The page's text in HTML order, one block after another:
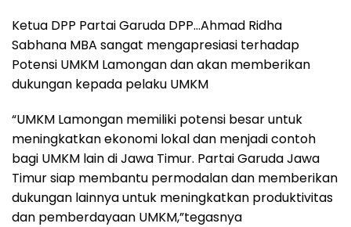
Ketua DPP Partai Garuda DPP…Ahmad Ridha
Sabhana MBA sangat mengapresiasi terhadap
Potensi UMKM Lamongan dan akan memberikan
dukungan kepada pelaku UMKM
“UMKM Lamongan memiliki potensi besar untuk
meningkatkan ekonomi lokal dan menjadi contoh
bagi UMKM lain di Jawa Timur. Partai Garuda Jawa
Timur siap membantu permodalan dan memberikan
dukungan lainnya untuk meningkatkan produktivitas
dan pemberdayaan UMKM,”tegasnya